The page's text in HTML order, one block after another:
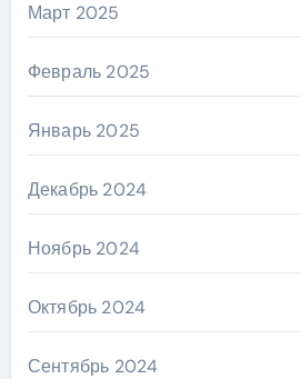
Март 2025
Февраль 2025
Январь 2025
Декабрь 2024
Ноябрь 2024
Октябрь 2024
Сентябрь 2024